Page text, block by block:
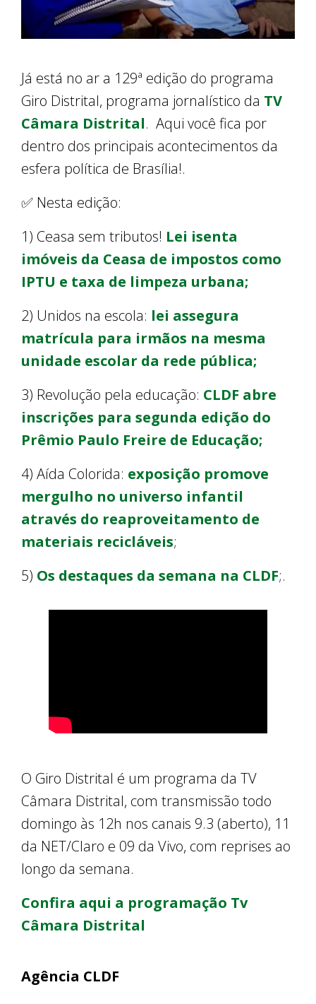
Já está no ar a 129ª edição do programa
Giro Distrital, programa jornalístico da TV
Câmara Distrital. Aqui você fica por
dentro dos principais acontecimentos da
esfera política de Brasília!.
✅ Nesta edição:
1) Ceasa sem tributos! Lei isenta
imóveis da Ceasa de impostos como
IPTU e taxa de limpeza urbana;
2) Unidos na escola: lei assegura
matrícula para irmãos na mesma
unidade escolar da rede pública;
3) Revolução pela educação: CLDF abre
inscrições para segunda edição do
Prêmio Paulo Freire de Educação;
4) Aída Colorida: exposição promove
mergulho no universo infantil
através do reaproveitamento de
materiais recicláveis;
5) Os destaques da semana na CLDF;.
O Giro Distrital é um programa da TV
Câmara Distrital, com transmissão todo
domingo às 12h nos canais 9.3 (aberto), 11
da NET/Claro e 09 da Vivo, com reprises ao
longo da semana.
Confira aqui a programação Tv
Câmara Distrital
Agência CLDF